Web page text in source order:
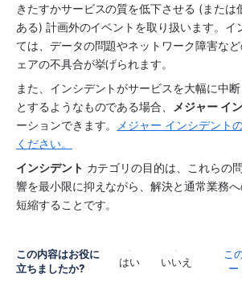
きたすかサービスの質を低下させる (または
ある) 計画外のイベントを取り扱います。イ
ては、データの問題やネットワーク障害な
ェアの不具合が挙げられます。
また、インシデントがサービスを大幅に中
とするようなものである場合、
メジャー イ
ーションできます。
メジャー インシデント
ください。
インシデント カテゴリの目的は、これらの
響を最小限に抑えながら、解決と通常業務
短縮することです。
この内容はお役に
立ちましたか?
はい いいえ
こ
ー